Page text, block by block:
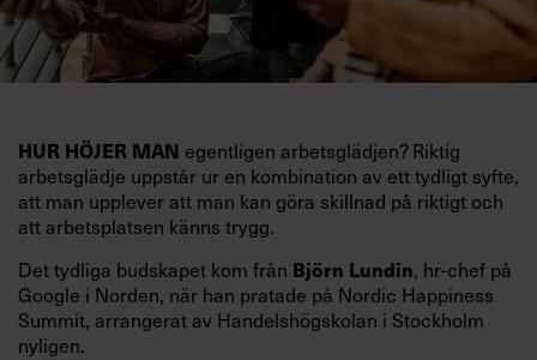
HUR HÖJER MAN egentligen arbetsglädjen? Riktig
arbetsglädje uppstår ur en kombination av ett tydligt syfte,
att man upplever att man kan göra skillnad på riktigt och
att arbetsplatsen känns trygg.
Det tydliga budskapet kom från Björn Lundin, hr-chef på
Google i Norden, när han pratade på Nordic Happiness
Summit, arrangerat av Handelshögskolan i Stockholm
nyligen.